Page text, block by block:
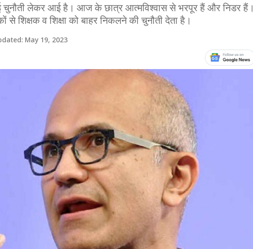
चुनौती लेकर आई है। आज के छात्र आत्मविश्वास से भरपूर हैं और निडर हैं।
से शिक्षक व शिक्षा को बाहर निकलने की चुनौती देता है।
May 19, 2023